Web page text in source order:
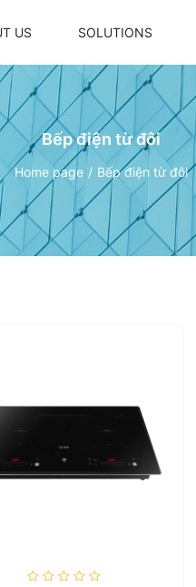
US SOLUTIONS
Oxii IQ700
Oxii IQ500
Bếp điện từ đôi
Home page Bếp điện từ đôi